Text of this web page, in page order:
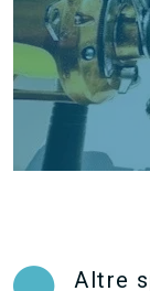
Altre